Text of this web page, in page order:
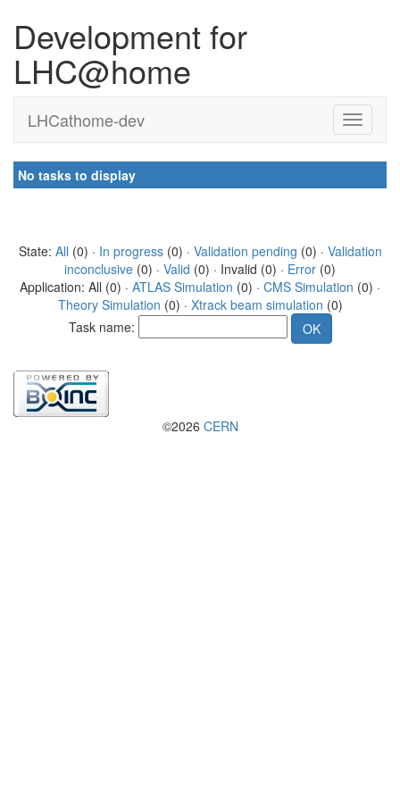
Development for
LHC@home
LHCathome-dev
No tasks to display
State: All (0) · In progress(0) · Validation pending (0) · Validation
inconclusive (0) · Valid (0) · Invalid (0) · Error (0)
Application: All (0) · ATLAS Simulation (0) · CMS Simulation (0) ·
Theory Simulation (0) · Xtrack beam simulation (0)
Task name:
©2026 CERN